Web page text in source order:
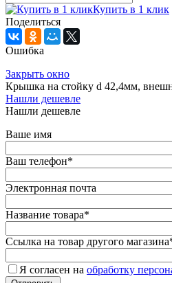
Купить в 1 клик
Поделиться
Ошибка
Закрыть окно
Крышка на стойку d 42,4мм,
Нашли дешевле
Нашли дешевле
Ваше имя
Ваш телефон*
Электронная почта
Название товара*
Ссылка на товар другого магазина
Я согласен на обработку